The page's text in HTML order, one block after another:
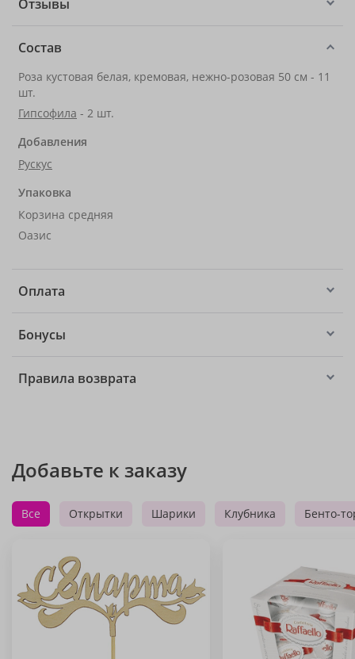
Отзывы
Состав
Роза кустовая белая, кремовая, нежно-розовая 50 см - 11
шт.
Гипсофила - 2 шт.
Добавления
Рускус
Упаковка
Корзина средняя
Оазис
Оплата
Бонусы
Правила возврата
Добавьте к заказу
Все Открытки Шарики Клубника Бенто-